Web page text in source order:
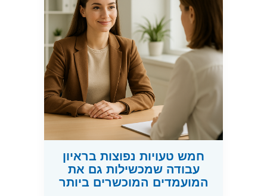
חמש טעויות נפוצות בראיון
עבודה שמכשילות גם את
המועמדים המוכשרים ביותר